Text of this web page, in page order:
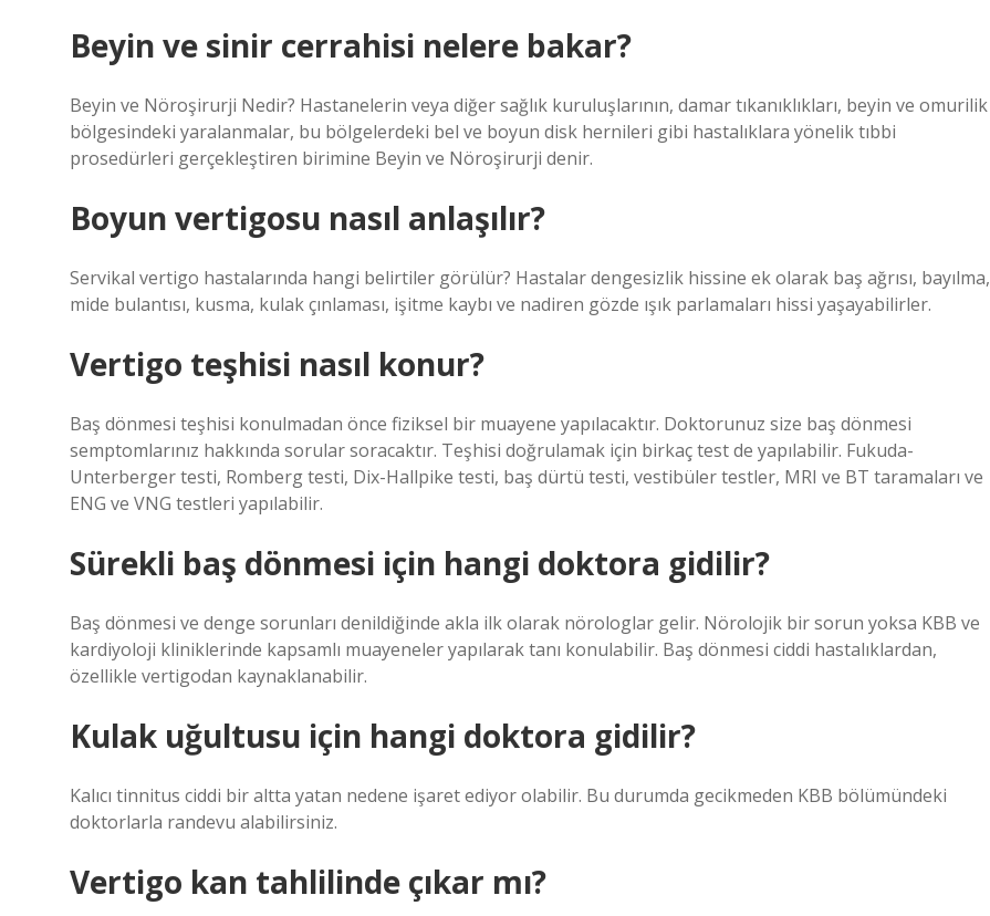
Beyin ve sinir cerrahisi nelere bakar?
Beyin ve Nöroşirurji Nedir? Hastanelerin veya diğer sağlık kuruluşlarının, damar tıkanıklıkları, beyin ve omurilik
bölgesindeki yaralanmalar, bu bölgelerdeki bel ve boyun disk hernileri gibi hastalıklara yönelik tıbbi
prosedürleri gerçekleştiren birimine Beyin ve Nöroşirurji denir.
Boyun vertigosu nasıl anlaşılır?
Servikal vertigo hastalarında hangi belirtiler görülür? Hastalar dengesizlik hissine ek olarak baş ağrısı, bayılma,
mide bulantısı, kusma, kulak çınlaması, işitme kaybı ve nadiren gözde ışık parlamaları hissi yaşayabilirler.
Vertigo teşhisi nasıl konur?
Baş dönmesi teşhisi konulmadan önce fiziksel bir muayene yapılacaktır. Doktorunuz size baş dönmesi
semptomlarınız hakkında sorular soracaktır. Teşhisi doğrulamak için birkaç test de yapılabilir. Fukuda-
Unterberger testi, Romberg testi, Dix-Hallpike testi, baş dürtü testi, vestibüler testler, MRI ve BT taramaları ve
ENG ve VNG testleri yapılabilir.
Sürekli baş dönmesi için hangi doktora gidilir?
Baş dönmesi ve denge sorunları denildiğinde akla ilk olarak nörologlar gelir. Nörolojik bir sorun yoksa KBB ve
kardiyoloji kliniklerinde kapsamlı muayeneler yapılarak tanı konulabilir. Baş dönmesi ciddi hastalıklardan,
özellikle vertigodan kaynaklanabilir.
Kulak uğultusu için hangi doktora gidilir?
Kalıcı tinnitus ciddi bir altta yatan nedene işaret ediyor olabilir. Bu durumda gecikmeden KBB bölümündeki
doktorlarla randevu alabilirsiniz.
Vertigo kan tahlilinde çıkar mı?